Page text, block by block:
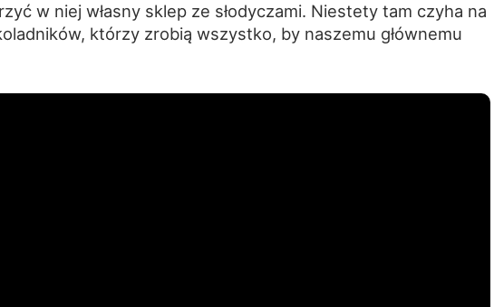
w niej własny sklep ze słodyczami. Niestety tam czyha na
którzy zrobią wszystko, by naszemu głównemu